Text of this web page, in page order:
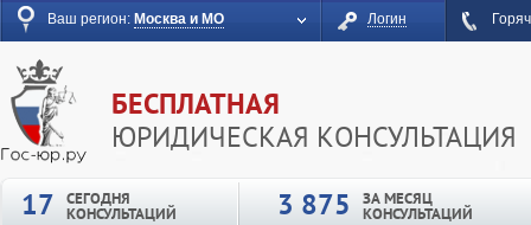
Ваш регион: Москва и МО Логин
БЕСПЛАТНАЯ
ЮРИДИЧЕСКАЯ КОНСУЛЬТАЦИЯ
17
СЕГОДНЯ
КОНСУЛЬТАЦИЙ 3 875 ЗА МЕСЯЦ
КОНСУЛЬТАЦИЙ